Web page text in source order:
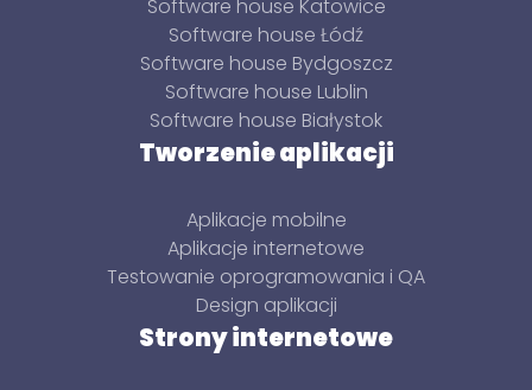
Software house Katowice
Software house Łódź
Software house Bydgoszcz
Software house Lublin
Software house Białystok
Tworzenie aplikacji
Aplikacje mobilne
Aplikacje internetowe
Testowanie oprogramowania i QA
Design aplikacji
Strony internetowe